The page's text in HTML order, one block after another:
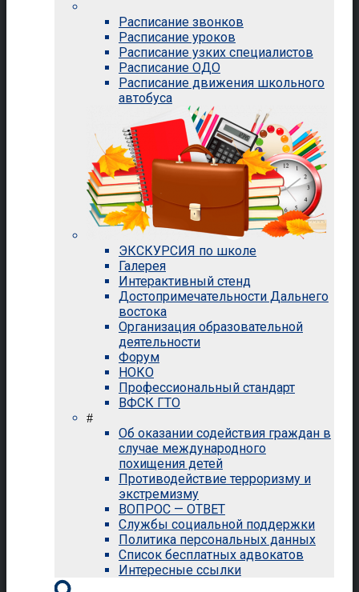
Расписание звонков
Расписание уроков
Расписание узких специалистов
Расписание ОДО
Расписание движения школьного
автобуса
ЭКСКУРСИЯ по школе
Галерея
Интерактивный стенд
Достопримечательности Дальнего
востока
Организация образовательной
деятельности
Форум
НОКО
Профессиональный стандарт
ВФСК ГТО
#
Об оказании содействия граждан в
случае международного
похищения детей
Противодействие терроризму и
экстремизму
ВОПРОС — ОТВЕТ
Службы социальной поддержки
Политика персональных данных
Список бесплатных адвокатов
Интересные ссылки